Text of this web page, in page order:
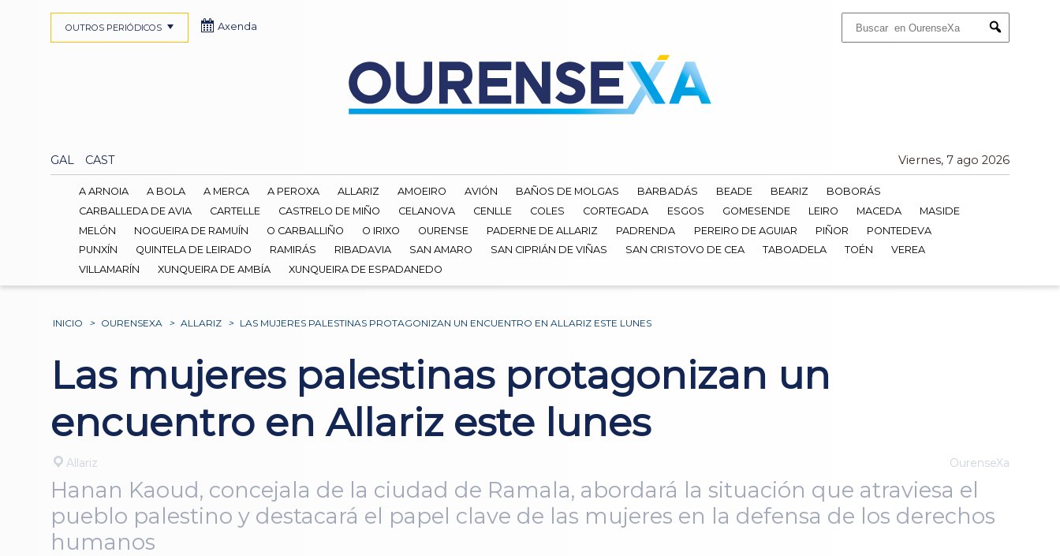
Submit
GAL CAST Viernes, 7 ago 2026
OUTROS PERIÓDICOS Axenda
A ARNOIA A BOLA A MERCA A PEROXA ALLARIZ AMOEIRO AVIÓN BAÑOS DE MOLGAS BARBADÁS BEADE BEARIZ
BOBORÁS
CARBALLEDA DE AVIA
CARTELLE CASTRELO DE MIÑO CELANOVA CENLLE COLES CORTEGADA ESGOS GOMESENDE LEIRO MACEDA
MASIDE
MELÓN
NOGUEIRA DE RAMUÍN O CARBALLIÑO O IRIXO OURENSE PADERNE DE ALLARIZ PADRENDA PEREIRO DE AGUIAR PIÑOR
PONTEDEVA
PUNXÍN
QUINTELA DE LEIRADO RAMIRÁS RIBADAVIA SAN AMARO SAN CIPRIÁN DE VIÑAS SAN CRISTOVO DE CEA TABOADELA TOÉN
VEREA
VILLAMARÍN
XUNQUEIRA DE AMBÍA XUNQUEIRA DE ESPADANEDO
INICIO > OURENSEXA > ALLARIZ > LAS MUJERES PALESTINAS PROTAGONIZAN UN ENCUENTRO EN ALLARIZ ESTE LUNES
Las mujeres palestinas protagonizan un
encuentro en Allariz este lunes
Allariz OurenseXa
Hanan Kaoud, concejala de la ciudad de Ramala, abordará la situación que atraviesa el
pueblo palestino y destacará el papel clave de las mujeres en la defensa de los derechos
humanos